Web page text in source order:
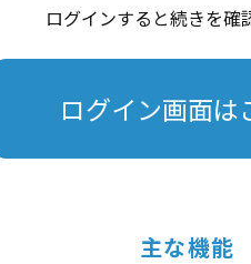
ログインすると続きを確
ログイン画面は
主な機能